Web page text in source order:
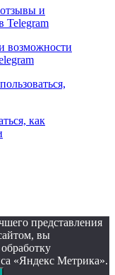
возможности
как
представления
вы
«Яндекс Метрика».